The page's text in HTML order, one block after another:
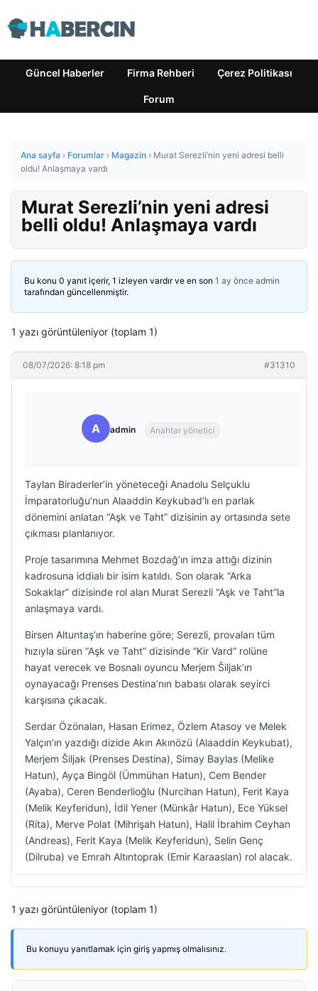
Güncel Haberler Firma Rehberi Çerez Politikası
Forum
Ana sayfa › Forumlar › Magazin › Murat Serezli’nin yeni adresi belli
oldu! Anlaşmaya vardı
Murat Serezli’nin yeni adresi
belli oldu! Anlaşmaya vardı
Bu konu 0 yanıt içerir, 1 izleyen vardır ve en son 1 ay önce admin
tarafından güncellenmiştir.
1 yazı görüntüleniyor (toplam 1)
08/07/2026: 8:18 pm #31310
A admin Anahtar yönetici
Taylan Biraderler’in yöneteceği Anadolu Selçuklu
İmparatorluğu’nun Alaaddin Keykubad’lı en parlak
dönemini anlatan “Aşk ve Taht” dizisinin ay ortasında sete
çıkması planlanıyor.
Proje tasarımına Mehmet Bozdağ’ın imza attığı dizinin
kadrosuna iddialı bir isim katıldı. Son olarak “Arka
Sokaklar” dizisinde rol alan Murat Serezli “Aşk ve Taht”la
anlaşmaya vardı.
Birsen Altuntaş’ın haberine göre; Serezli, provaları tüm
hızıyla süren “Aşk ve Taht” dizisinde “Kir Vard” rolüne
hayat verecek ve Bosnalı oyuncu Merjem Šiljak’ın
oynayacağı Prenses Destina’nın babası olarak seyirci
karşısına çıkacak.
Serdar Özönalan, Hasan Erimez, Özlem Atasoy ve Melek
Yalçın’ın yazdığı dizide Akın Akınözü (Alaaddin Keykubat),
Merjem Šiljak (Prenses Destina), Simay Baylas (Melike
Hatun), Ayça Bingöl (Ümmühan Hatun), Cem Bender
(Ayaba), Ceren Benderlioğlu (Nurcihan Hatun), Ferit Kaya
(Melik Keyferidun), İdil Yener (Münkâr Hatun), Ece Yüksel
(Rita), Merve Polat (Mihrişah Hatun), Halil İbrahim Ceyhan
(Andreas), Ferit Kaya (Melik Keyferidun), Selin Genç
(Dilruba) ve Emrah Altıntoprak (Emir Karaaslan) rol alacak.
1 yazı görüntüleniyor (toplam 1)
Bu konuyu yanıtlamak için giriş yapmış olmalısınız.